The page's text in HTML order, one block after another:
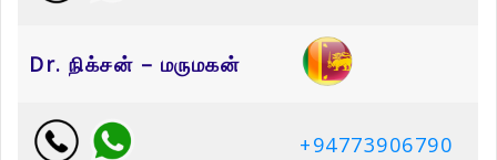
Dr. நிக்சன் – மருமகன்
+94773906790